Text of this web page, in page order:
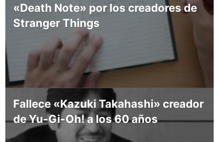
«Death Note» por los creadores de
Stranger Things
Fallece «Kazuki Takahashi» creador
de Yu-Gi-Oh! a los 60 años